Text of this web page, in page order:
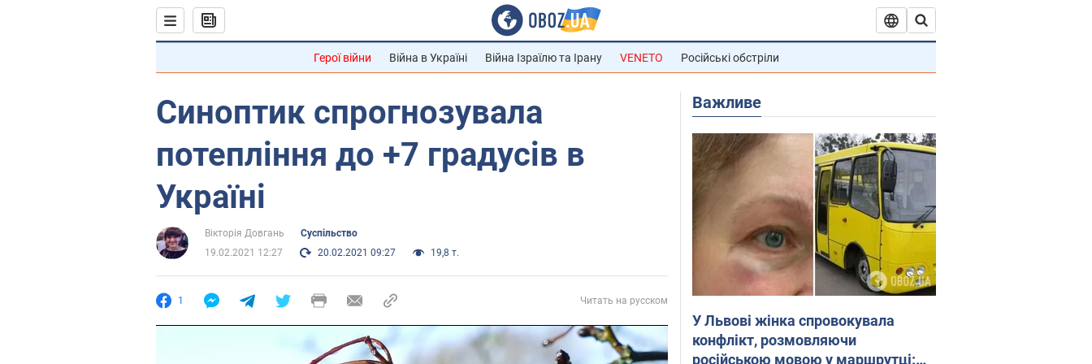
Герої війни Війна в Україні Війна Ізраїлю та Ірану VENETO Російські обстріли
Синоптик спрогнозувала
потепління до +7 градусів в
Україні
Вікторія Довгань
Суспільство
19.02.2021 12:27
20.02.2021 09:27 19,8 т.
1 Читать на русском
Важливе
У Львові жінка спровокувала
конфлікт, розмовляючи
російською мовою у маршрутці: